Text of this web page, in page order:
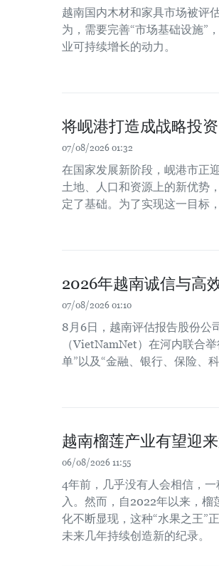
越南国内木材和家具市场被评
为，需要完善“市场基础设施”
业可持续增长的动力。
将岘港打造成战略投
07/08/2026 01:32
在国家发展新阶段，岘港市正
土地、人口和资源上的新优势
定了基础。为了实现这一目标
2026年越南诚信与高
07/08/2026 01:10
8月6日，越南评估报告股份公
（VietNamNet）在河内联合
单”以及“金融、银行、保险、
越南榴莲产业有望迎
06/08/2026 11:55
4年前，几乎没有人会相信，
入。然而，自2022年以来，
化不断显现，这种“水果之王”
未来几年持续创造新的纪录。